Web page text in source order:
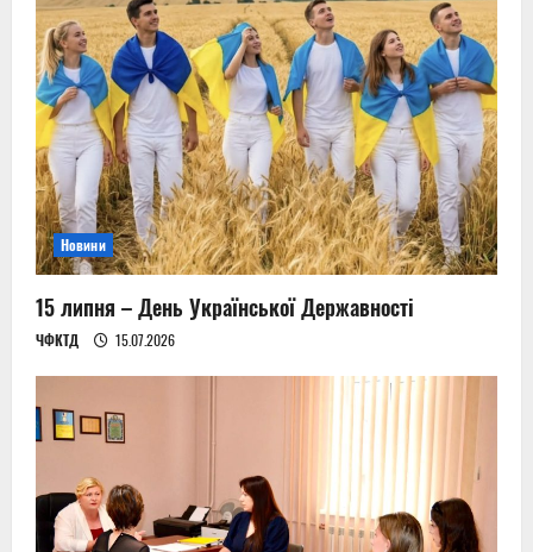
Новини
15 липня – День Української Державності
ЧФКТД 15.07.2026